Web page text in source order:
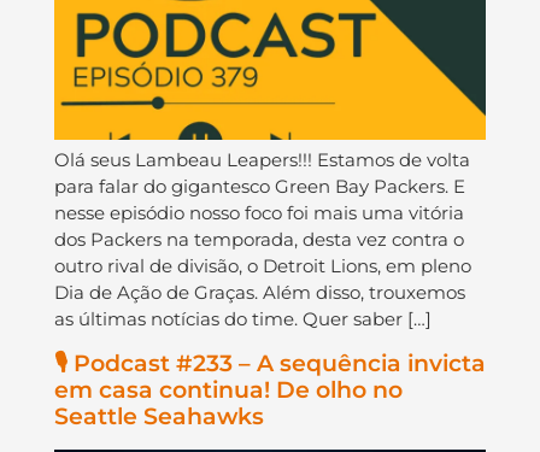
Olá seus Lambeau Leapers!!! Estamos de volta
para falar do gigantesco Green Bay Packers. E
nesse episódio nosso foco foi mais uma vitória
dos Packers na temporada, desta vez contra o
outro rival de divisão, o Detroit Lions, em pleno
Dia de Ação de Graças. Além disso, trouxemos
as últimas notícias do time. Quer saber […]
🎙️ Podcast #233 – A sequência invicta
em casa continua! De olho no
Seattle Seahawks